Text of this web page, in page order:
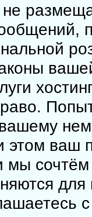
ваш
мы
для